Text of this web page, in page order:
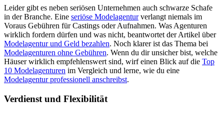
Leider gibt es neben seriösen Unternehmen auch schwarze Schafe
in der Branche. Eine seriöse Modelagenturverlangt niemals im
Voraus Gebühren für Castings oder Aufnahmen. Was Agenturen
wirklich fordern dürfen und was nicht, beantwortet der Artikel über
Modelagentur und Geld bezahlen. Noch klarer ist das Thema bei
Modelagenturen ohne Gebühren. Wenn du dir unsicher bist, welche
Häuser wirklich empfehlenswert sind, wirf einen Blick auf die Top
10 Modelagenturen im Vergleich und lerne, wie du eine
Modelagentur professionell anschreibst.
Verdienst und Flexibilität